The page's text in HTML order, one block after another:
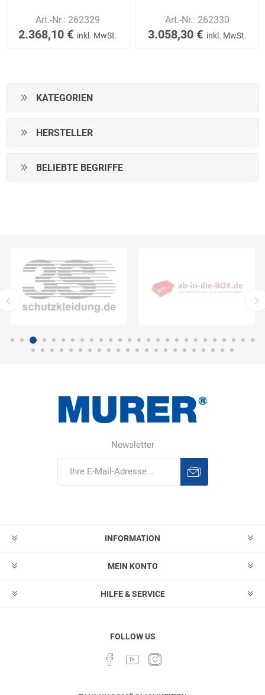
Art.-Nr.: 262329
2.368,10 € inkl. MwSt.
Art.-Nr.: 262330
3.058,30 € inkl. MwSt.
KATEGORIEN
HERSTELLER
BELIEBTE BEGRIFFE
Newsletter
INFORMATION
MEIN KONTO
HILFE & SERVICE
FOLLOW US